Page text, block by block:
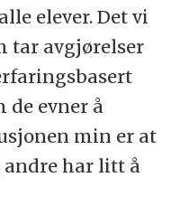
elever. Det vi
tar avgjørelser
de evner å
min er at
har litt å